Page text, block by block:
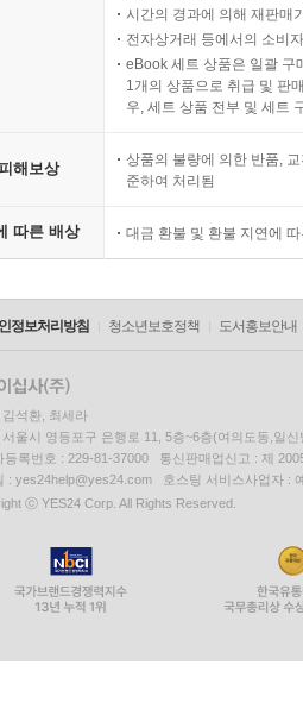
시간의 경과에 의해 재판매
전자상거래 등에서의 소비
eBook 세트 상품은 일괄 구
1개의 상품으로 취급 및 판
우, 세트 상품 전부 및 세트
해보상
상품의 불량에 의한 반품,
준하여 처리됨
따른 배상 대금 환불 및 환불 지연에
정보처리방침 청소년보호정책 도서홍보안내
석환, 최세라
서울시 영등포구 은행로 11, 5층~6층(여의도동,일신
등록번호 : 229-81-37000 통신판매업신고 : 제
: yes24help@yes24.com 호스팅 서비스사업자 :
ⓒ YES24 Corp. All Rights Reserved.